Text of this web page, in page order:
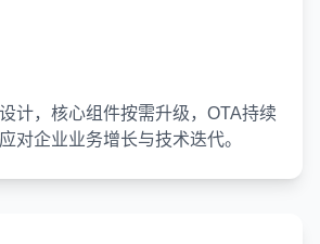
计，核心组件按需升级，OTA持续
对企业业务增长与技术迭代。